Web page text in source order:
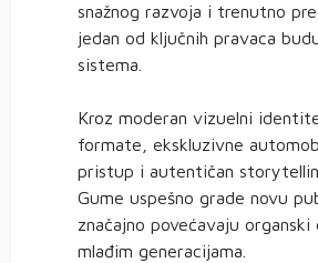
snažnog razvoja i trenutno
jedan od ključnih pravaca
sistema.
Kroz moderan vizuelni
formate, ekskluzivne
pristup i autentičan
Gume uspešno grade novu
značajno povećavaju
mlađim generacijama.